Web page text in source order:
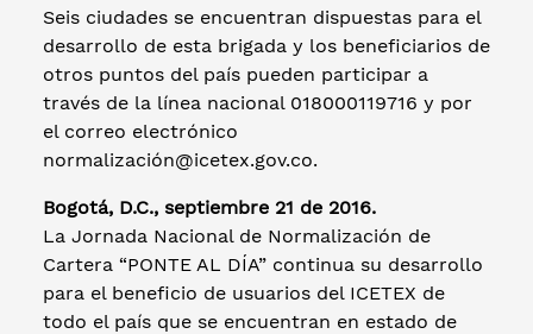
Seis ciudades se encuentran dispuestas para el
desarrollo de esta brigada y los beneficiarios de
otros puntos del país pueden participar a
través de la línea nacional 018000119716 y por
el correo electrónico
normalización@icetex.gov.co.
Bogotá, D.C., septiembre 21 de 2016.
La Jornada Nacional de Normalización de
Cartera “PONTE AL DÍA” continua su desarrollo
para el beneficio de usuarios del ICETEX de
todo el país que se encuentran en estado de